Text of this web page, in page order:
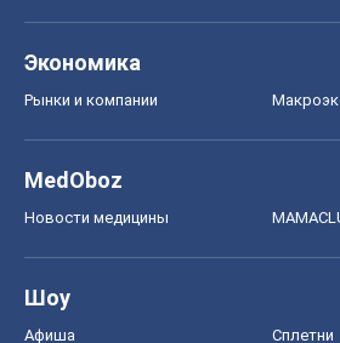
Экономика
Рынки и компании
MedOboz
Новости медицины
Шоу
Афиша Сплетни